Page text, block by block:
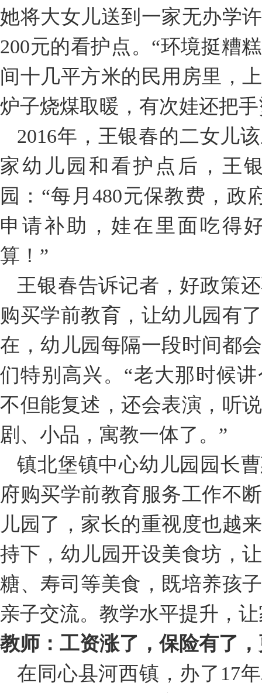
她将大女儿送到一家无办学
200元的看护点。“环境挺糟
间十几平方米的民用房里，
炉子烧煤取暖，有次娃还把
2016年，王银春的二女儿
家幼儿园和看护点后，王
园：“每月480元保教费，政
申请补助，娃在里面吃得
算！”
王银春告诉记者，好政策
购买学前教育，让幼儿园有
在，幼儿园每隔一段时间都
们特别高兴。“老大那时候
不但能复述，还会表演，听
剧、小品，寓教一体了。”
镇北堡镇中心幼儿园园长
府购买学前教育服务工作不
儿园了，家长的重视度也越
持下，幼儿园开设美食坊，
糖、寿司等美食，既培养孩
亲子交流。教学水平提升，
教师：工资涨了，保险有了
在同心县河西镇，办了17